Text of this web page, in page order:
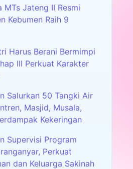
Jateng II Resmi
Kebumen Raih 9
Harus Berani Bermimpi
III Perkuat Karakter
Salurkan 50 Tangki Air
Masjid, Musala,
Kekeringan
Supervisi Program
Perkuat
dan Keluarga Sakinah